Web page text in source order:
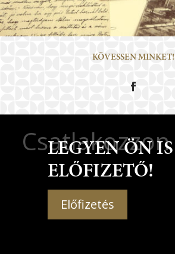
KÖVESSEN MINKET!
Csatlakozzon
LEGYEN ÖN IS
ELŐFIZETŐ!
Előfizetés